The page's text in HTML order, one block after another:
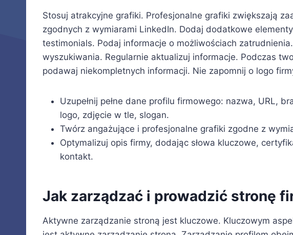
Stosuj atrakcyjne grafiki. Profesjonalne grafiki zwiększają
zgodnych z wymiarami LinkedIn. Dodaj dodatkowe
testimonials. Podaj informacje o możliwościach
wyszukiwania. Regularnie aktualizuj informacje. Podczas
podawaj niekompletnych informacji. Nie zapomnij o logo
Uzupełnij pełne dane profilu firmowego: nazwa, URL,
logo, zdjęcie w tle, slogan.
Twórz angażujące i profesjonalne grafiki zgodne z
Optymalizuj opis firmy, dodając słowa kluczowe,
kontakt.
Jak zarządzać i prowadzić stronę
Aktywne zarządzanie stroną jest kluczowe. Kluczowym